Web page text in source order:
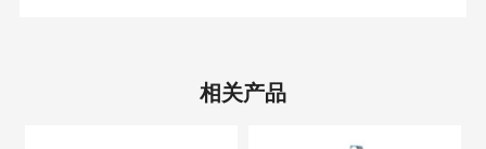
相关产品